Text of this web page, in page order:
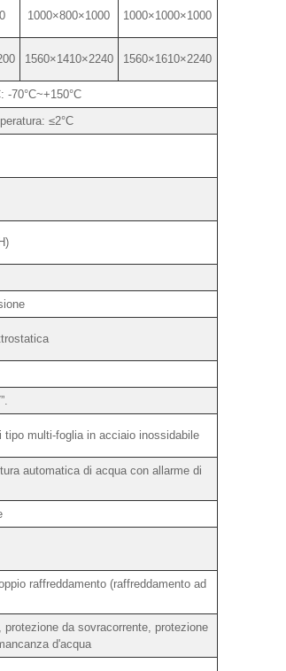
1000×800×1000 1000×1000×1000
1560×1410×2240 1560×1610×2240
-70°C~+150°C
≤2°C
multi-foglia in acciaio inossidabile
automatica di acqua con allarme di
raffreddamento (raffreddamento ad
da sovracorrente, protezione
d'acqua